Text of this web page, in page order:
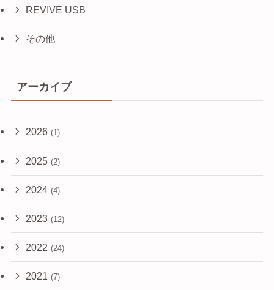
REVIVE USB
その他
アーカイブ
2026 (1)
2025 (2)
2024 (4)
2023 (12)
2022 (24)
2021 (7)